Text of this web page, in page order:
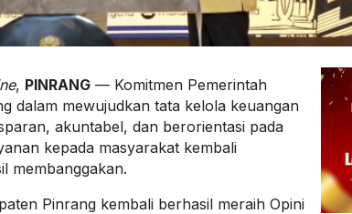
, PINRANG — Komitmen Pemerintah
dalam mewujudkan tata kelola keuangan
akuntabel, dan berorientasi pada
kepada masyarakat kembali
membanggakan.
Pinrang kembali berhasil meraih Opini